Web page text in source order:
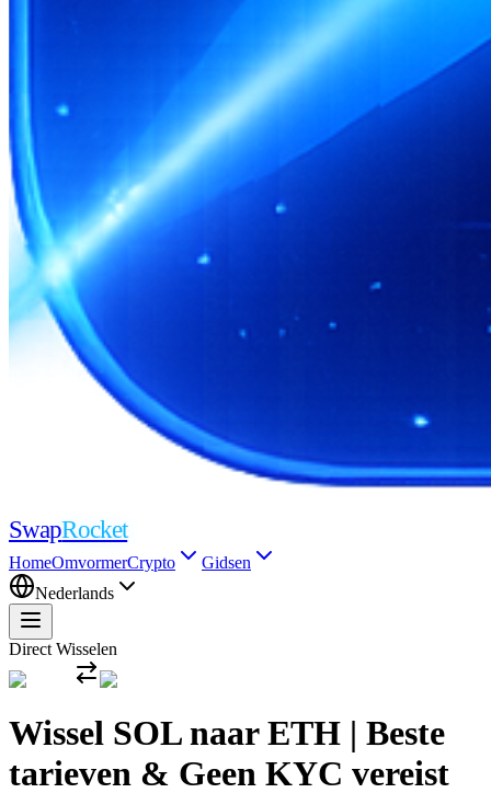
SwapRocket
HomeOmvormerCrypto
Gidsen
Nederlands
Direct Wisselen
Wissel SOL naar ETH | Beste
tarieven & Geen KYC vereist